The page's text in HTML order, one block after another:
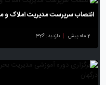
انتصاب سرپرست مدیریت املاک و
2 ماه پیش | بازدید: 326